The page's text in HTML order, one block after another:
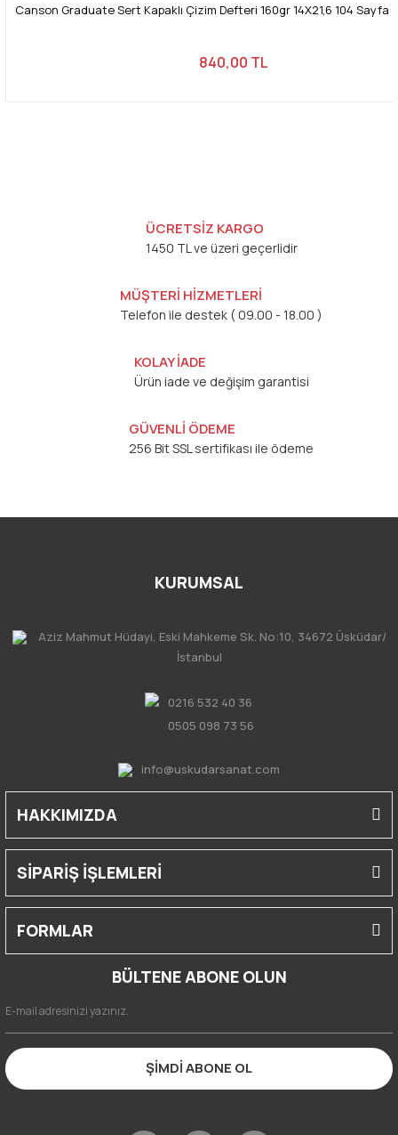
Canson Graduate Sert Kapaklı Çizim Defteri 160gr 14X21,6 104 Sayfa
840,00 TL
ÜCRETSİZ KARGO
1450 TL ve üzeri geçerlidir
MÜŞTERİ HİZMETLERİ
Telefon ile destek ( 09.00 - 18.00 )
KOLAY İADE
Ürün iade ve değişim garantisi
GÜVENLİ ÖDEME
256 Bit SSL sertifikası ile ödeme
KURUMSAL
Aziz Mahmut Hüdayi, Eski Mahkeme Sk. No:10, 34672 Üsküdar/
İstanbul
0216 532 40 36
0505 098 73 56
info@uskudarsanat.com
HAKKIMIZDA
SİPARİŞ İŞLEMLERİ
FORMLAR
BÜLTENE ABONE OLUN
ŞİMDİ ABONE OL